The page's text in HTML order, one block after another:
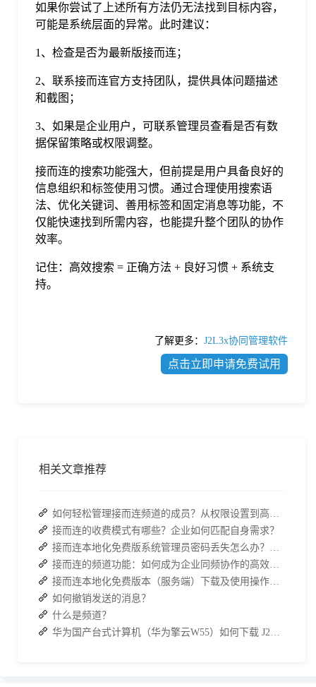
如果你尝试了上述所有方法仍无法找到目标内容，
可能是系统层面的异常。此时建议：
1、检查是否为最新版接而连；
2、联系接而连官方支持团队，提供具体问题描述
和截图；
3、如果是企业用户，可联系管理员查看是否有数
据保留策略或权限调整。
接而连的搜索功能强大，但前提是用户具备良好的
信息组织和标签使用习惯。通过合理使用搜索语
法、优化关键词、善用标签和固定消息等功能，不
仅能快速找到所需内容，也能提升整个团队的协作
效率。
记住：高效搜索 = 正确方法 + 良好习惯 + 系统支
持。
了解更多： J2L3x协同管理软件
点击立即申请免费试用
相关文章推荐
接而连的收费模式有哪些？企业如何匹配自身需求？
如何撤销发送的消息？
什么是频道？